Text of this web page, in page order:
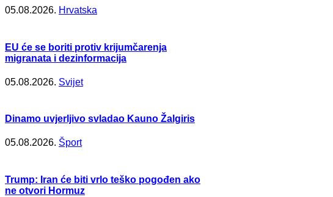
05.08.2026. Hrvatska
EU će se boriti protiv krijumčarenja
migranata i dezinformacija
05.08.2026. Svijet
Dinamo uvjerljivo svladao Kauno Žalgiris
05.08.2026. Šport
Trump: Iran će biti vrlo teško pogođen ako
ne otvori Hormuz